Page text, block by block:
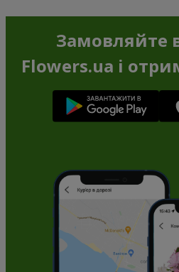
Замовляйте
Flowers.ua і